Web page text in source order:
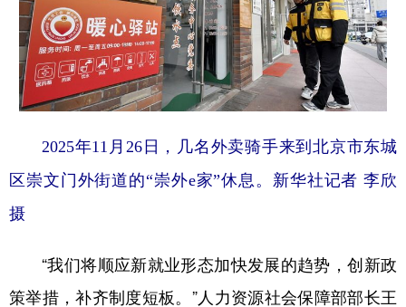
2025年11月26日，几名外卖骑手来到北京市东城
区崇文门外街道的“崇外e家”休息。新华社记者 李欣
摄
“我们将顺应新就业形态加快发展的趋势，创新政
策举措，补齐制度短板。”人力资源社会保障部部长王